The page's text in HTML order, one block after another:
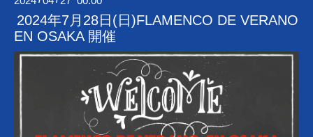
2024年7月28日(日)FLAMENCO DE VERANO
EN OSAKA 開催